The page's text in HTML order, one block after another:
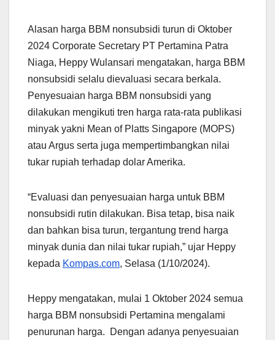
Alasan harga BBM nonsubsidi turun di Oktober
2024 Corporate Secretary PT Pertamina Patra
Niaga, Heppy Wulansari mengatakan, harga BBM
nonsubsidi selalu dievaluasi secara berkala.
Penyesuaian harga BBM nonsubsidi yang
dilakukan mengikuti tren harga rata-rata publikasi
minyak yakni Mean of Platts Singapore (MOPS)
atau Argus serta juga mempertimbangkan nilai
tukar rupiah terhadap dolar Amerika.
“Evaluasi dan penyesuaian harga untuk BBM
nonsubsidi rutin dilakukan. Bisa tetap, bisa naik
dan bahkan bisa turun, tergantung trend harga
minyak dunia dan nilai tukar rupiah,” ujar Heppy
kepada Kompas.com, Selasa (1/10/2024).
Heppy mengatakan, mulai 1 Oktober 2024 semua
harga BBM nonsubsidi Pertamina mengalami
penurunan harga. Dengan adanya penyesuaian